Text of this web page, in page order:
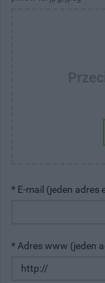
* E-mail (jeden adres
* Adres www (jeden